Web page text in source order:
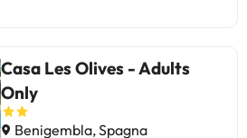
Casa Les Olives - Adults
Only
Benigembla, Spagna